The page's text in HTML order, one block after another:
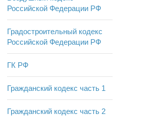
Российской Федерации РФ
Градостроительный кодекс
Российской Федерации РФ
ГК РФ
Гражданский кодекс часть 1
Гражданский кодекс часть 2